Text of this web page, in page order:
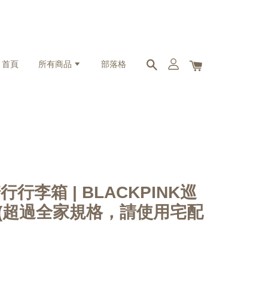
首頁 所有商品 部落格
行李箱 | BLACKPINK巡
過全家規格，請使用宅配